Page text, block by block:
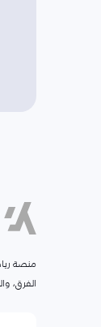
منصة
الفرق،